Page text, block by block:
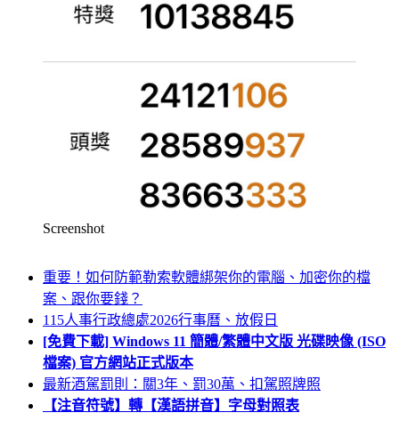
Screenshot
重要！如何防範勒索軟體綁架你的電腦、加密你的檔
案、跟你要錢？
115人事行政總處2026行事曆、放假日
[免費下載] Windows 11 簡體/繁體中文版 光碟映像 (ISO
檔案) 官方網站正式版本
最新酒駕罰則：關3年、罰30萬、扣駕照牌照
【注音符號】轉【漢語拼音】字母對照表